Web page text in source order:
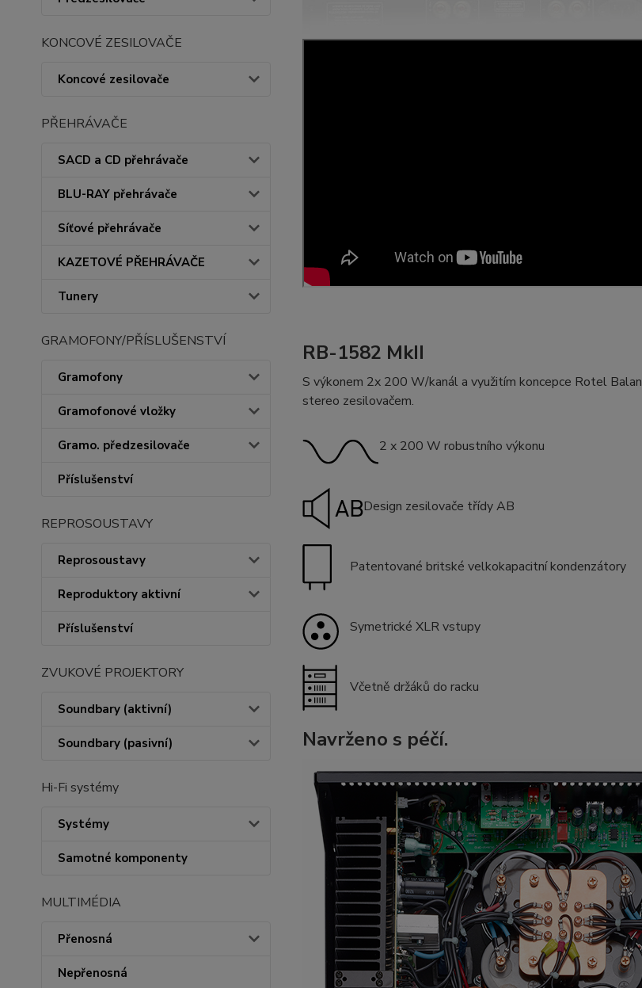
KONCOVÉ ZESILOVAČE
Koncové zesilovače
PŘEHRÁVAČE
SACD a CD přehrávače
BLU-RAY přehrávače
Síťové přehrávače
KAZETOVÉ PŘEHRÁVAČE
Tunery
GRAMOFONY/PŘÍSLUŠENSTVÍ
Gramofony
Gramofonové vložky
Gramo. předzesilovače
Příslušenství
REPROSOUSTAVY
Reprosoustavy
Reproduktory aktivní
Příslušenství
ZVUKOVÉ PROJEKTORY
Soundbary (aktivní)
Soundbary (pasivní)
Hi-Fi systémy
Systémy
Samotné komponenty
MULTIMÉDIA
Přenosná
Nepřenosná
RB-1582 MkII
S výkonem 2x 200 W/kanál a využitím koncepce Rotel
stereo zesilovačem.
2 x 200 W robustního výkonu
Design zesilovače třídy AB
Patentované britské velkokapacitní kondenzátory
Symetrické XLR vstupy
Včetně držáků do racku
Navrženo s péčí.